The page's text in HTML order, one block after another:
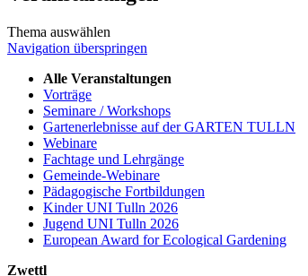
Thema auswählen
Navigation überspringen
Alle Veranstaltungen
Vorträge
Seminare / Workshops
Gartenerlebnisse auf der GARTEN TULLN
Webinare
Fachtage und Lehrgänge
Gemeinde-Webinare
Pädagogische Fortbildungen
Kinder UNI Tulln 2026
Jugend UNI Tulln 2026
European Award for Ecological Gardening
Zwettl